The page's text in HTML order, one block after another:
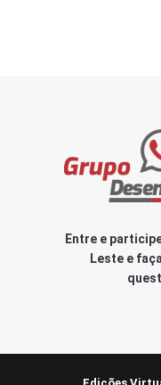
Entre e
Leste e